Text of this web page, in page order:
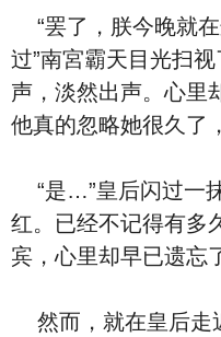
“罢了，朕今晚就在
过‬”南宮霸天目光扫视了她‮下一‬，便轻叹息了一
声，淡然出声。‮里心‬却也出现了一抹愧疚，看来
他‮的真‬忽略她很
“是…”皇后闪过一
红。‮经已‬不记得有多久，‮们他‬表面始终相敬如
然而，就在皇后走近